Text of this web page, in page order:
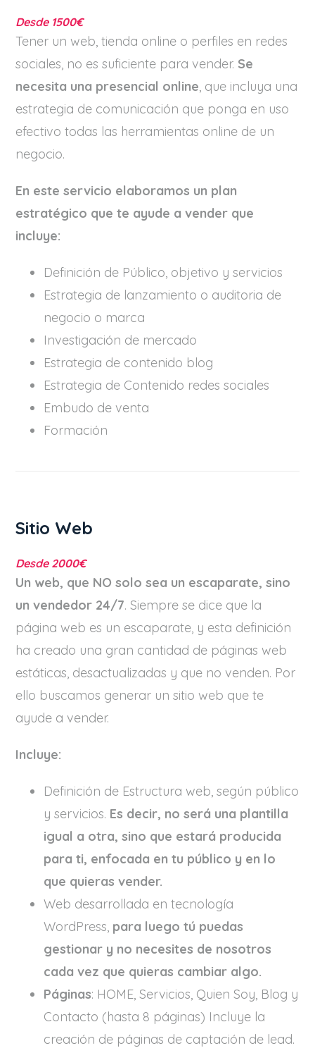
Desde 1500€
Tener un web, tienda online o perfiles en redes
sociales, no es suficiente para vender. Se
necesita una presencial online, que incluya una
estrategia de comunicación que ponga en uso
efectivo todas las herramientas online de un
negocio.
En este servicio elaboramos un plan
estratégico que te ayude a vender que
incluye:
Definición de Público, objetivo y servicios
Estrategia de lanzamiento o auditoria de
negocio o marca
Investigación de mercado
Estrategia de contenido blog
Estrategia de Contenido redes sociales
Embudo de venta
Formación
Sitio Web
Desde 2000€
Un web, que NO solo sea un escaparate, sino
un vendedor 24/7. Siempre se dice que la
página web es un escaparate, y esta definición
ha creado una gran cantidad de páginas web
estáticas, desactualizadas y que no venden. Por
ello buscamos generar un sitio web que te
ayude a vender.
Incluye:
Definición de Estructura web, según público
y servicios. Es decir, no será una plantilla
igual a otra, sino que estará producida
para ti, enfocada en tu público y en lo
que quieras vender.
Web desarrollada en tecnología
WordPress, para luego tú puedas
gestionar y no necesites de nosotros
cada vez que quieras cambiar algo.
Páginas: HOME, Servicios, Quien Soy, Blog y
Contacto (hasta 8 páginas) Incluye la
creación de páginas de captación de lead.